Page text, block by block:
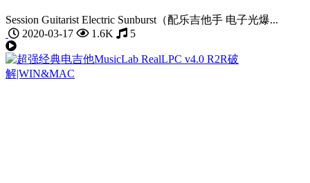
Session Guitarist Electric Sunburst（配乐吉他手 电子光爆...
2020-03-17
1.6K 5